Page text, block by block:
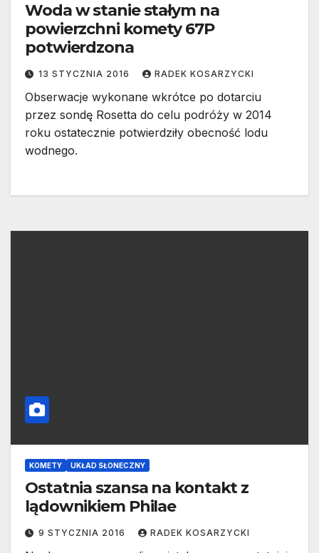
Woda w stanie stałym na
powierzchni komety 67P
potwierdzona
13 STYCZNIA 2016 RADEK KOSARZYCKI
Obserwacje wykonane wkrótce po dotarciu
przez sondę Rosetta do celu podróży w 2014
roku ostatecznie potwierdziły obecność lodu
wodnego.
KOMETY UKŁAD SŁONECZNY
Ostatnia szansa na kontakt z
lądownikiem Philae
9 STYCZNIA 2016 RADEK KOSARZYCKI